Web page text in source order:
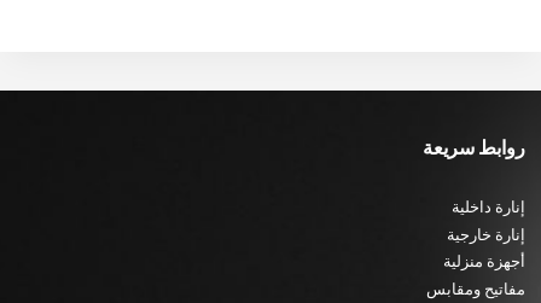
روابط سريعة
إنارة داخلية
إنارة خارجية
أجهزة منزلية
مفاتيح ومقابس